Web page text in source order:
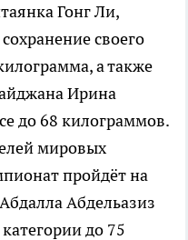
Гонг Ли,
своего
а также
Ирина
до 68 килограммов.
мировых
пройдёт на
Абдельазиз
до 75